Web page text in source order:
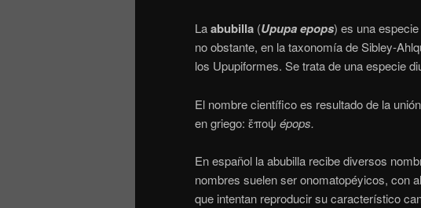
Laabubilla (Upupa epops) es una
no obstante, en la taxonomía de Sibley-
los Upupiformes. Se trata de una especie
El nombre científico es resultado de la
en griego: ἔποψ épops.
En español la abubilla recibe diversos
nombres suelen ser onomatopéyicos, con
que intentan reproducir su característico